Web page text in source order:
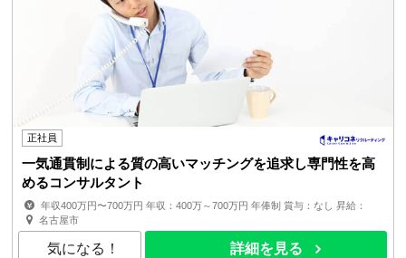
正社員
一気通貫制による質の高いマッチングを追求し専門性を高
めるコンサルタント
年収400万円〜700万円 年収：400万～700万円 年俸制 賞与：なし 昇給：
有 ■経験、スキル、年齢を考慮の上、同社規定により優遇 残業手...
名古屋市
気になる！ 詳細を見る